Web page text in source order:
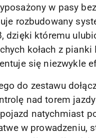
w pasy
rozbudowany
dzięki któremu
kołach z
się niezwykle
do zestawu
nad torem
natychmiast
w